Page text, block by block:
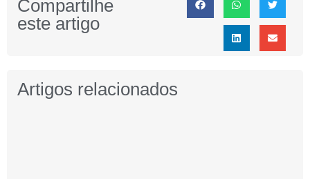
Compartilhe
este artigo
Artigos relacionados